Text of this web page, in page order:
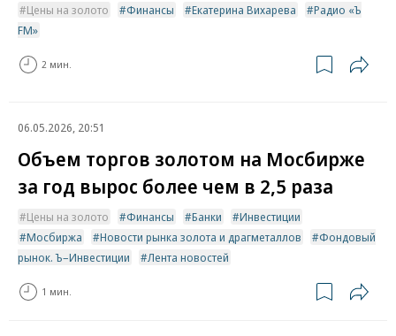
Цены на золото Финансы Екатерина Вихарева
Радио «Ъ
FM»
2 мин.
06.05.2026, 20:51
Объем торгов золотом на Мосбирже
за год вырос более чем в 2,5 раза
Цены на золото Финансы Банки
Инвестиции
Мосбиржа
Новости рынка золота и драгметаллов
Фондовый
рынок. Ъ–Инвестиции
Лента новостей
1 мин.